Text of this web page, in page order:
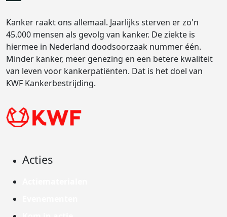
Kanker raakt ons allemaal. Jaarlijks sterven er zo'n
45.000 mensen als gevolg van kanker. De ziekte is
hiermee in Nederland doodsoorzaak nummer één.
Minder kanker, meer genezing en een betere kwaliteit
van leven voor kankerpatiënten. Dat is het doel van
KWF Kankerbestrijding.
Acties